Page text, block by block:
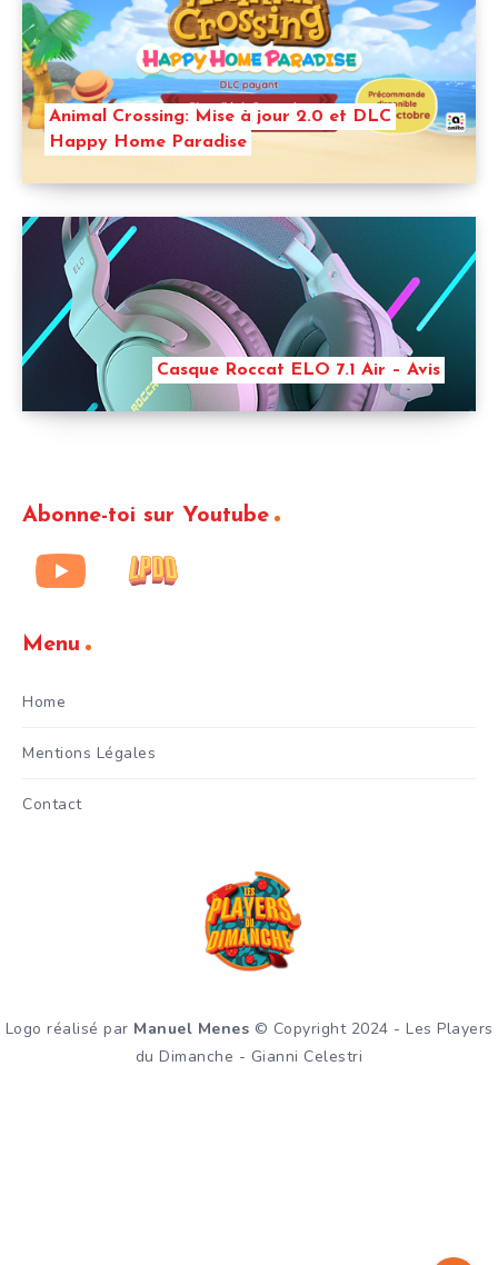
Animal Crossing: Mise à jour 2.0 et DLC
Happy Home Paradise
Casque Roccat ELO 7.1 Air – Avis
Abonne-toi sur Youtube
Menu
Home
Mentions Légales
Contact
Logo réalisé par Manuel Menes © Copyright 2024 - Les Players
du Dimanche - Gianni Celestri